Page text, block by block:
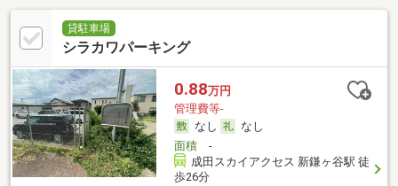
貸駐車場
シラカワパーキング
0.88万円
管理費等-
なし
なし
面積-
成田スカイアクセス 新鎌ヶ谷駅 徒
歩26分